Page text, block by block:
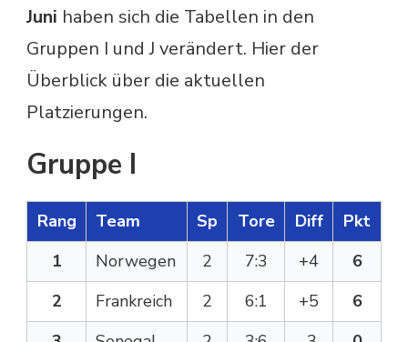
Juni haben sich die Tabellen in den
Gruppen I und J verändert. Hier der
Überblick über die aktuellen
Platzierungen.
Gruppe I
Rang Team Sp Tore Diff
Pkt
1
Norwegen 2 7:3 +4
6
2
Frankreich 2 6:1 +5
6